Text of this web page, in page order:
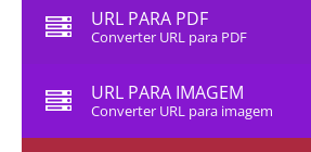
URL PARA PDF
Converter URL para PDF
URL PARA IMAGEM
Converter URL para imagem